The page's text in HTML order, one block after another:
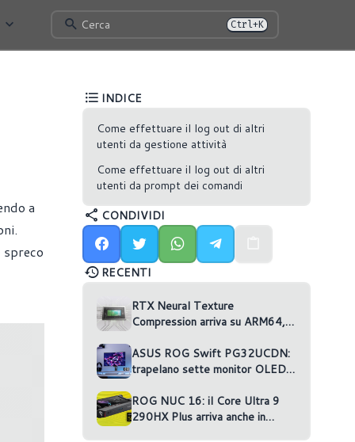
Cerca Ctrl+K
a
INDICE
Come effettuare il log out di altri
utenti da gestione attività
Come effettuare il log out di altri
utenti da prompt dei comandi
CONDIVIDI
RECENTI
RTX Neural Texture
Compression arriva su ARM64,
ASUS ROG Swift PG32UCDN:
trapelano sette monitor OLED
ROG NUC 16: il Core Ultra 9
290HX Plus arriva anche in